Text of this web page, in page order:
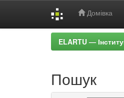
Домівка
ELARTU —
Пошук